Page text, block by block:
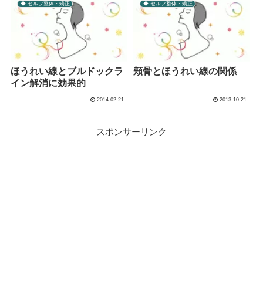
◆ セルフ整体・矯正
ほうれい線とブルドックラ
イン解消に効果的
2014.02.21
◆ セルフ整体・矯正
頬骨とほうれい線の関係
2013.10.21
スポンサーリンク